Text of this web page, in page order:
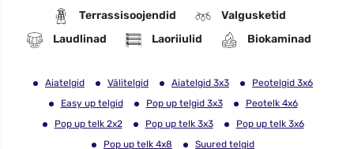
Terrassisoojendid
Valgusketid
Laudlinad
Laoriiulid Biokaminad
Aiatelgid Välitelgid Aiatelgid 3x3
Peotelgid 3x6
Easy up telgid
Pop up telgid 3x3
Peotelk 4x6
Pop up telk 2x2
Pop up telk 3x3
Pop up telk 3x6
Pop up telk 4x8
Suured telgid